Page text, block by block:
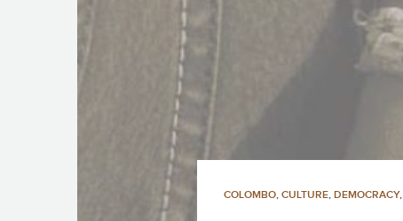
COLOMBO, CULTURE, DEMOCRACY,